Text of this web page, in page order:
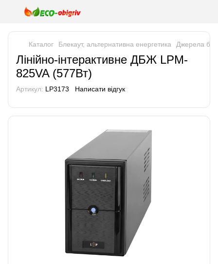
Каталог Блекаут, альтернативна енергетика Джерела
Лінійно-інтерактивне ДБЖ LPM-
825VA (577Вт)
Артикул: LP3173 Написати відгук